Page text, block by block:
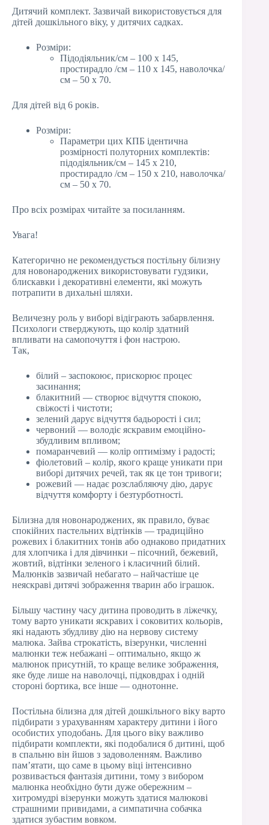
Дитячий комплект. Зазвичай використовується для
дітей дошкільного віку, у дитячих садках.
Розміри:
Підодіяльник/см – 100 х 145,
простирадло /см – 110 х 145, наволочка/
см – 50 х 70.
Для дітей від 6 років.
Розміри:
Параметри цих КПБ ідентична
розмірності полуторних комплектів:
підодіяльник/см – 145 х 210,
простирадло /см – 150 х 210, наволочка/
см – 50 х 70.
Про всіх розмірах читайте за посиланням.
Увага!
Категорично не рекомендується постільну білизну
для новонароджених використовувати гудзики,
блискавки і декоративні елементи, які можуть
потрапити в дихальні шляхи.
Величезну роль у виборі відіграють забарвлення.
Психологи стверджують, що колір здатний
впливати на самопочуття і фон настрою.
Так,
білий – заспокоює, прискорює процес
засинання;
блакитний — створює відчуття спокою,
свіжості і чистоти;
зелений дарує відчуття бадьорості і сил;
червоний — володіє яскравим емоційно-
збудливим впливом;
помаранчевий — колір оптимізму і радості;
фіолетовий – колір, якого краще уникати при
виборі дитячих речей, так як це тон тривоги;
рожевий — надає розслабляючу дію, дарує
відчуття комфорту і безтурботності.
Білизна для новонароджених, як правило, буває
спокійних пастельних відтінків — традиційно
рожевих і блакитних тонів або однаково придатних
для хлопчика і для дівчинки – пісочний, бежевий,
жовтий, відтінки зеленого і класичний білий.
Малюнків зазвичай небагато – найчастіше це
неяскраві дитячі зображення тварин або іграшок.
Більшу частину часу дитина проводить в ліжечку,
тому варто уникати яскравих і соковитих кольорів,
які надають збудливу дію на нервову систему
малюка. Зайва строкатість, візерунки, численні
малюнки теж небажані – оптимально, якщо ж
малюнок присутній, то краще велике зображення,
яке буде лише на наволочці, підковдрах і одній
стороні бортика, все інше — однотонне.
Постільна білизна для дітей дошкільного віку варто
підбирати з урахуванням характеру дитини і його
особистих уподобань. Для цього віку важливо
підбирати комплекти, які подобалися б дитині, щоб
в спальню він йшов з задоволенням. Важливо
пам’ятати, що саме в цьому віці інтенсивно
розвивається фантазія дитини, тому з вибором
малюнка необхідно бути дуже обережним –
хитромудрі візерунки можуть здатися малюкові
страшними привидами, а симпатична собачка
здатися зубастим вовком.